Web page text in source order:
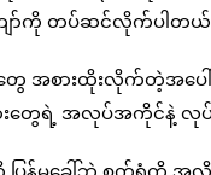
ျော်ကို တပ်ဆင်လိုက်ပါတယ်
စားထိုးလိုက်တဲ့အပေါ်
တွေရဲ့ အလုပ်အကိုင်နဲ့ လု
ေါ်ဘဲ စက်ရုံကို အလိုအလ